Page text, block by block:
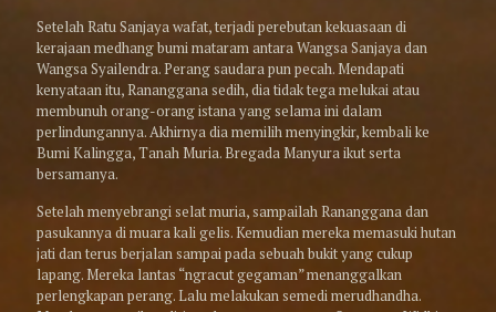
Setelah Ratu Sanjaya wafat, terjadi perebutan kekuasaan di
kerajaan medhang bumi mataram antara Wangsa Sanjaya dan
Wangsa Syailendra. Perang saudara pun pecah. Mendapati
kenyataan itu, Rananggana sedih, dia tidak tega melukai atau
membunuh orang-orang istana yang selama ini dalam
perlindungannya. Akhirnya dia memilih menyingkir, kembali ke
Bumi Kalingga, Tanah Muria. Bregada Manyura ikut serta
bersamanya.
Setelah menyebrangi selat muria, sampailah Rananggana dan
pasukannya di muara kali gelis. Kemudian mereka memasuki hutan
jati dan terus berjalan sampai pada sebuah bukit yang cukup
lapang. Mereka lantas “ngracut gegaman” menanggalkan
perlengkapan perang. Lalu melakukan semedi merudhandha.